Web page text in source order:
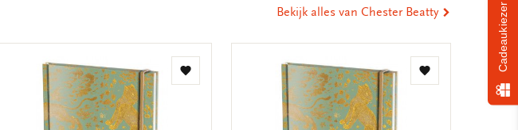
Bekijk alles van Chester Beatty
Toevoegen
Toevoegen
Cadeaukiezer